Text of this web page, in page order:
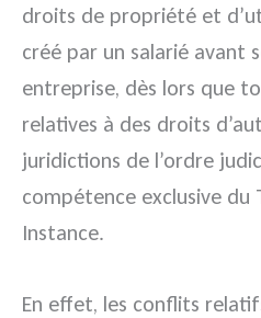
droits de propriété et
créé par un salarié avant
entreprise, dès lors que
relatives à des droits
juridictions de l’ordre
compétence exclusive du
Instance.
En effet, les conflits